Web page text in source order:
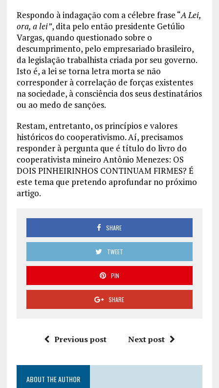
Respondo à indagação com a célebre frase “A Lei,
ora, a lei”, dita pelo então presidente Getúlio
Vargas, quando questionado sobre o
descumprimento, pelo empresariado brasileiro,
da legislação trabalhista criada por seu governo.
Isto é, a lei se torna letra morta se não
corresponder à correlação de forças existentes
na sociedade, à consciência dos seus destinatários
ou ao medo de sanções.
Restam, entretanto, os princípios e valores
históricos do cooperativismo. Aí, precisamos
responder à pergunta que é título do livro do
cooperativista mineiro Antônio Menezes: OS
DOIS PINHEIRINHOS CONTINUAM FIRMES? É
este tema que pretendo aprofundar no próximo
artigo.
SHARE
TWEET
PIN
SHARE
Previous post Next post
ABOUT THE AUTHOR